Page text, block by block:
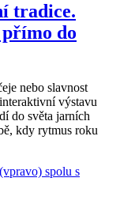
tradice.
do
nebo slavnost
výstavu
do světa jarních
kdy rytmus roku